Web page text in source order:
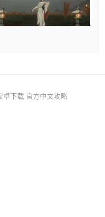
下载 官方中文攻略